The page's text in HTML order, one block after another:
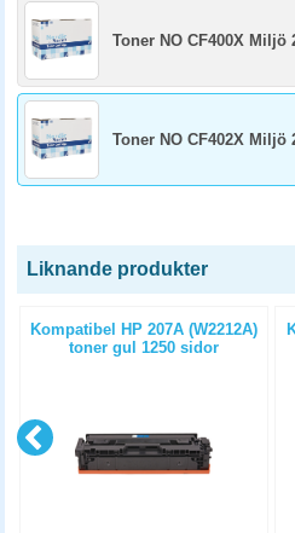
Toner NO CF400X Miljö
Toner NO CF402X Miljö
Liknande produkter
Kompatibel HP 207A (W2212A)
toner gul 1250 sidor